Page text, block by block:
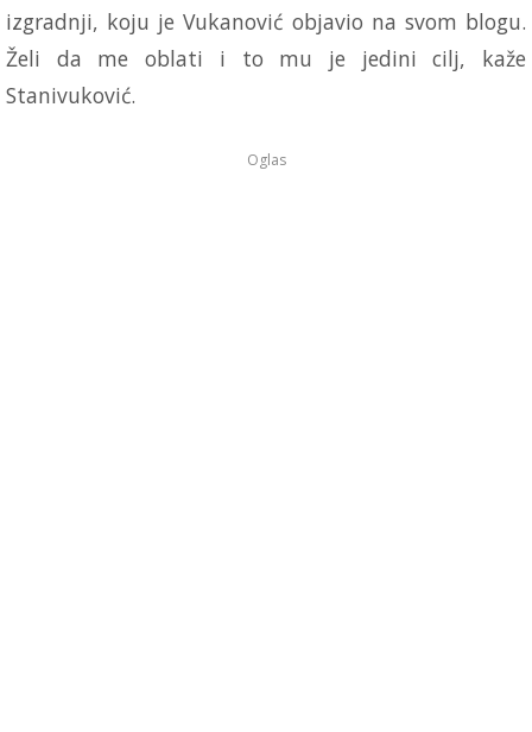
izgradnji, koju je Vukanović objavio na svom blogu.
Želi da me oblati i to mu je jedini cilj, kaže
Stanivuković.
Oglas